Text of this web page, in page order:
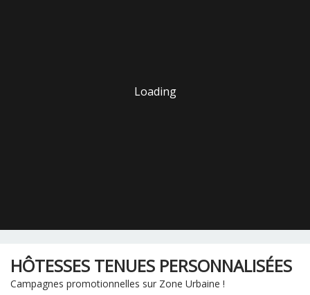
Loading
HÔTESSES TENUES PERSONNALISÉES
Campagnes promotionnelles sur Zone Urbaine !